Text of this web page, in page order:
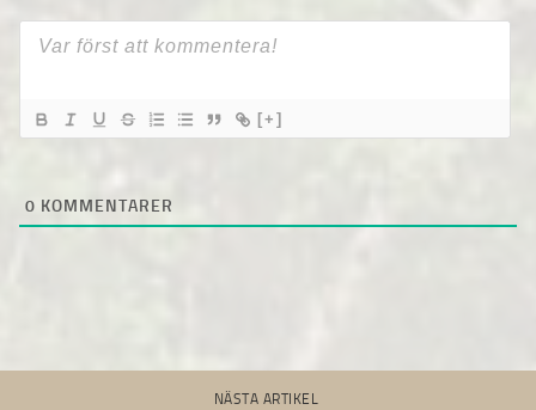
[+]
0 KOMMENTARER
NÄSTA ARTIKEL